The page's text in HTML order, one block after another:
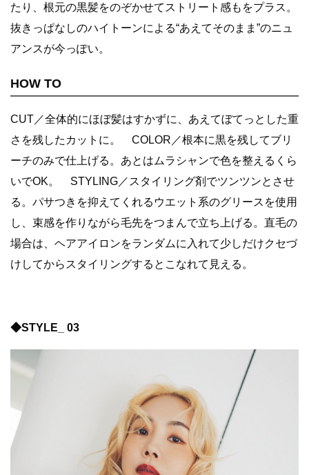
たり、根元の黒髪をのぞかせてストリート感もをプラス。
抜きっぱなしのハイトーンによる“あえてそのまま”のニュ
アンスが今っぽい。
HOW TO
CUT／全体的にほぼ髪はすかずに、あえてぼてっとした重
さを残したカットに。 COLOR／根本に黒を残してブリ
ーチのみで仕上げる。あとはムラシャンで色を整えるくら
いでOK。 STYLING／スタイリング剤でツンツンとさせ
る。パサつきを抑えてくれるウエット系のグリースを使用
し、束感を作りながら毛先をつまんで立ち上げる。直毛の
場合は、ヘアアイロンをランダムに入れて少しだけクセづ
けしてからスタイリングするとこなれて見える。
◆STYLE_ 03